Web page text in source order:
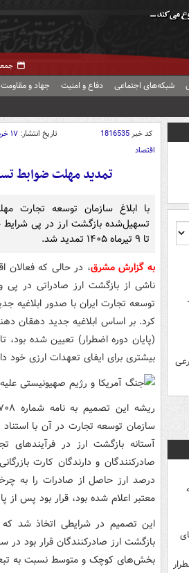
جمعه ۱۶
شبکه‌های اجتماعی دفاع و امنیت جهاد و مقاومت
کد خبر1816535 تاریخ انتشار: ۱۷ خرداد ۱۴۰۵ - ۱۰:۴۶
اقتصاد
تمدید مهلت ضوابط
با ابلاغ سازمان توسعه تجارت
تسهیل‌شده بازگشت ارز در پی شرایط
تا ۹ تیرماه ۱۴۰۵ تمدید شد.
به گزارش مشرق
ناشی از بازگشت ارز صادراتی در
توسعه تجارت ایران با صدور ابلاغیه
بیشتری برای ایفای تعهدات ارزی خود
سازمان توسعه تجارت در آن با
آستانه بازگشت ارز در
درصد ارز حاصل از صادرات را به
معتبر اعلام شده بود، قرار بود پس از
این تصمیم در شرایطی اتخاذ شد که
بخش‌های کوچک و متوسط نسبت به